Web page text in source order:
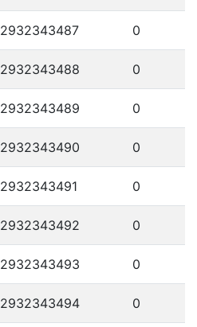
2932343487 0
2932343488 0
2932343489 0
2932343490 0
2932343491 0
2932343492 0
2932343493 0
2932343494 0